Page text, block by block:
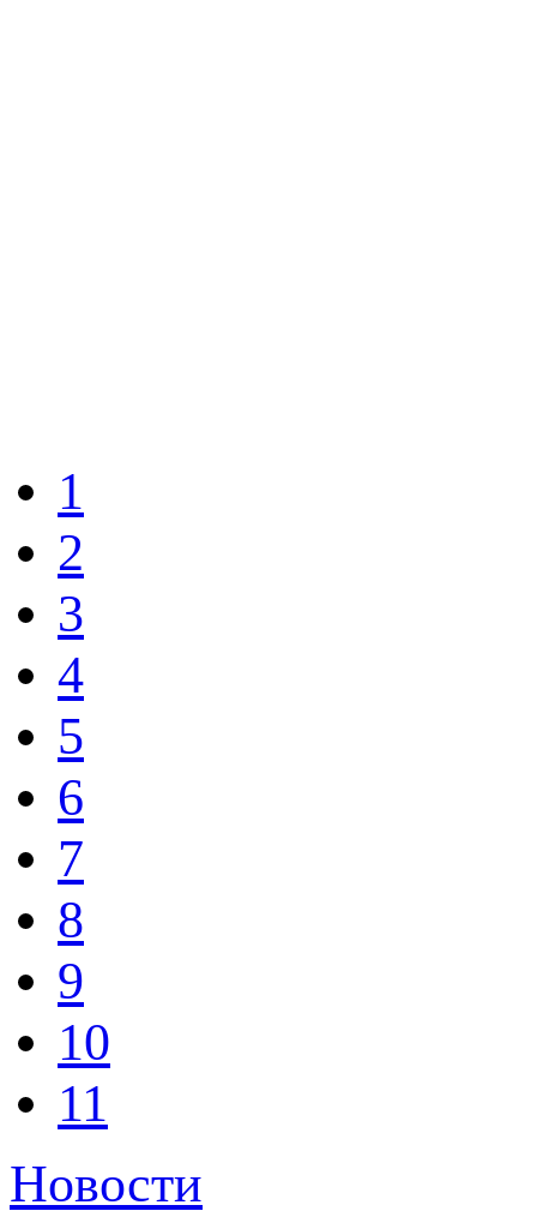
1
2
3
4
5
6
7
8
9
10
11
Новости